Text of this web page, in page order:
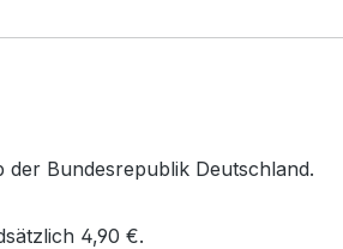
Bundesrepublik Deutschland.
4,90 €.